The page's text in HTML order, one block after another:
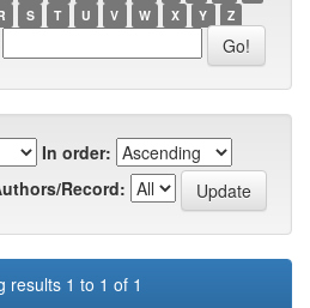
S T U V W X Y Z
In order:
Record:
results 1 to 1 of 1